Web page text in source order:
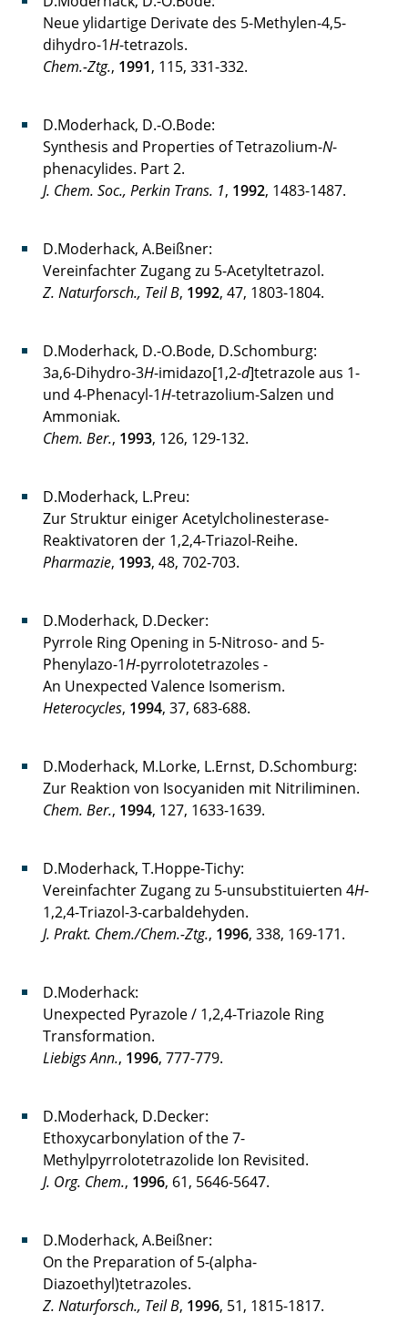
Neue ylidartige Derivate des 5-Methylen-4,5-
dihydro-1H-tetrazols.
Chem.-Ztg., 1991, 115, 331-332.
D.Moderhack, D.-O.Bode:
Synthesis and Properties of Tetrazolium-N-
phenacylides. Part 2.
J. Chem. Soc., Perkin Trans. 1, 1992, 1483-1487.
D.Moderhack, A.Beißner:
Vereinfachter Zugang zu 5-Acetyltetrazol.
Z. Naturforsch., Teil B, 1992, 47, 1803-1804.
D.Moderhack, D.-O.Bode, D.Schomburg:
3a,6-Dihydro-3H-imidazo[1,2-d]tetrazole aus 1-
und 4-Phenacyl-1H-tetrazolium-Salzen und
Ammoniak.
Chem. Ber., 1993, 126, 129-132.
D.Moderhack, L.Preu:
Zur Struktur einiger Acetylcholinesterase-
Reaktivatoren der 1,2,4-Triazol-Reihe.
Pharmazie, 1993, 48, 702-703.
D.Moderhack, D.Decker:
Pyrrole Ring Opening in 5-Nitroso- and 5-
Phenylazo-1H-pyrrolotetrazoles -
An Unexpected Valence Isomerism.
Heterocycles, 1994, 37, 683-688.
D.Moderhack, M.Lorke, L.Ernst, D.Schomburg:
Zur Reaktion von Isocyaniden mit Nitriliminen.
Chem. Ber., 1994, 127, 1633-1639.
D.Moderhack, T.Hoppe-Tichy:
Vereinfachter Zugang zu 5-unsubstituierten 4H-
1,2,4-Triazol-3-carbaldehyden.
J. Prakt. Chem./Chem.-Ztg., 1996, 338, 169-171.
D.Moderhack:
Unexpected Pyrazole / 1,2,4-Triazole Ring
Transformation.
Liebigs Ann., 1996, 777-779.
D.Moderhack, D.Decker:
Ethoxycarbonylation of the 7-
Methylpyrrolotetrazolide Ion Revisited.
J. Org. Chem., 1996, 61, 5646-5647.
D.Moderhack, A.Beißner:
On the Preparation of 5-(alpha-
Diazoethyl)tetrazoles.
Z. Naturforsch., Teil B, 1996, 51, 1815-1817.